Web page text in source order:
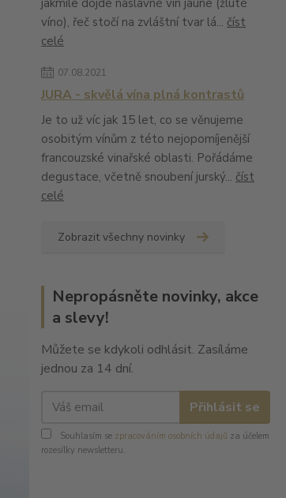
jakmile dojde naslavné vin jaune (žluté
víno), řeč stočí na zvláštní tvar lá... číst
celé
07.08.2021
JURA - skvělá vína plná kontrastů
Je to už víc jak 15 let, co se věnujeme
osobitým vínům z této nejopomíjenější
francouzské vinařské oblasti. Pořádáme
degustace, včetně snoubení jurský... číst
celé
Zobrazit všechny novinky
Nepropásněte novinky, akce
a slevy!
Můžete se kdykoli odhlásit. Zasíláme
jednou za 14 dní.
Přihlásit se
Souhlasím se zpracováním osobních údajů za účelem
rozesílky newsletteru.